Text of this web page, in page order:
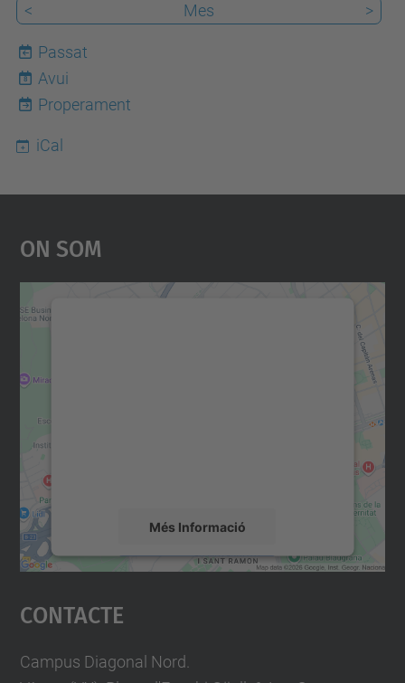
<
Mes >
Passat
8
Avui
Properament
iCal
On Som
Més Informació
Accepta
powered by
Contacte
Campus Diagonal Nord.